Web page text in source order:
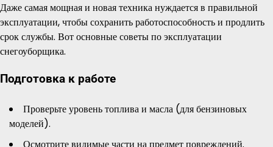
Даже самая мощная и новая техника нуждается в правильной
эксплуатации, чтобы сохранить работоспособность и продлить
срок службы. Вот основные советы по эксплуатации
снегоуборщика.
Подготовка к работе
Проверьте уровень топлива и масла (для бензиновых
моделей).
Осмотрите видимые части на предмет повреждений.